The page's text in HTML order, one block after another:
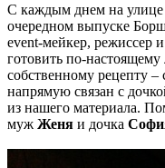
С каждым днем на улице
очередном выпуске
event-мейкер, режиссер
готовить по-
собственному рецепту –
напрямую связан с
из нашего материала.
муж Женя и дочка